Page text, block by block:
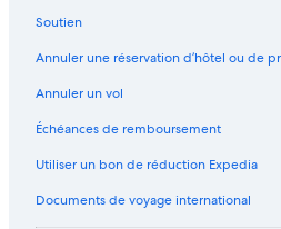
Soutien
Annuler une réservation d’hôtel ou de
Annuler un vol
Échéances de remboursement
Utiliser un bon de réduction Expedia
Documents de voyage international